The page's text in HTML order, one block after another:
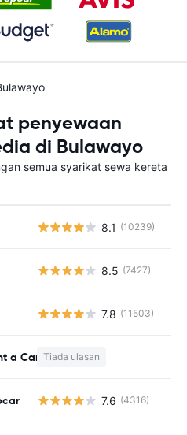
penyewaan
di Bulawayo
semua syarikat sewa kereta
8.1 (10239)
8.5 (7427)
7.8 (11503)
a Car Tiada ulasan
7.6 (4316)